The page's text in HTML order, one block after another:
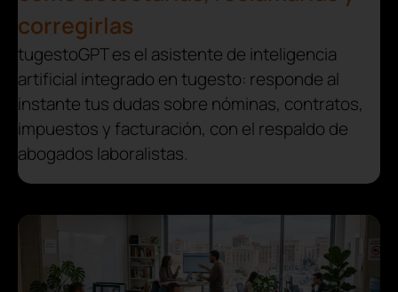
corregirlas
tugestoGPT es el asistente de inteligencia
artificial integrado en tugesto: responde al
instante tus dudas sobre nóminas, contratos,
impuestos y facturación, con el respaldo de
abogados laboralistas.